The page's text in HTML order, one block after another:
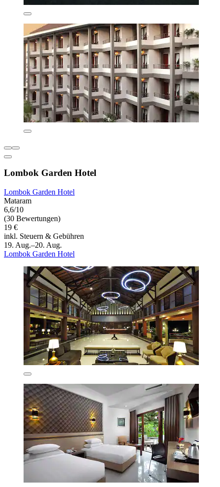
Lombok Garden Hotel
Lombok Garden Hotel
Mataram
6,6/10
(30 Bewertungen)
19 €
inkl. Steuern & Gebühren
19. Aug.–20. Aug.
Lombok Garden Hotel